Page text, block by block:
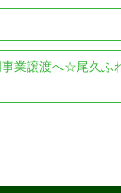
業譲渡へ☆尾久ふ